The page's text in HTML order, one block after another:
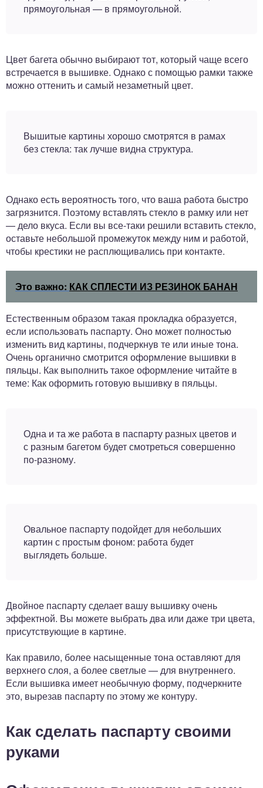
прямоугольная — в прямоугольной.
Цвет багета обычно выбирают тот, который чаще всего
встречается в вышивке. Однако с помощью рамки также
можно оттенить и самый незаметный цвет.
Вышитые картины хорошо смотрятся в рамах
без стекла: так лучше видна структура.
Однако есть вероятность того, что ваша работа быстро
загрязнится. Поэтому вставлять стекло в рамку или нет
— дело вкуса. Если вы все-таки решили вставить стекло,
оставьте небольшой промежуток между ним и работой,
чтобы крестики не расплющивались при контакте.
Это важно: КАК СПЛЕСТИ ИЗ РЕЗИНОК БАНАН
Естественным образом такая прокладка образуется,
если использовать паспарту. Оно может полностью
изменить вид картины, подчеркнув те или иные тона.
Очень органично смотрится оформление вышивки в
пяльцы. Как выполнить такое оформление читайте в
теме: Как оформить готовую вышивку в пяльцы.
Одна и та же работа в паспарту разных цветов и
с разным багетом будет смотреться совершенно
по-разному.
Овальное паспарту подойдет для небольших
картин с простым фоном: работа будет
выглядеть больше.
Двойное паспарту сделает вашу вышивку очень
эффектной. Вы можете выбрать два или даже три цвета,
присутствующие в картине.
Как правило, более насыщенные тона оставляют для
верхнего слоя, а более светлые — для внутреннего.
Если вышивка имеет необычную форму, подчеркните
это, вырезав паспарту по этому же контуру.
Как сделать паспарту своими
руками